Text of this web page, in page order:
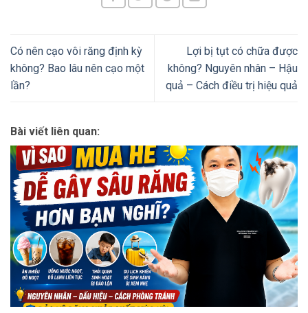
Có nên cạo vôi răng định kỳ
không? Bao lâu nên cạo một
lần?
Lợi bị tụt có chữa được
không? Nguyên nhân – Hậu
quả – Cách điều trị hiệu quả
Bài viết liên quan: